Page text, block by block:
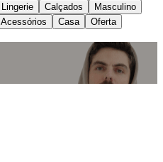
Lingerie Calçados
Masculino
Acessórios Casa Oferta